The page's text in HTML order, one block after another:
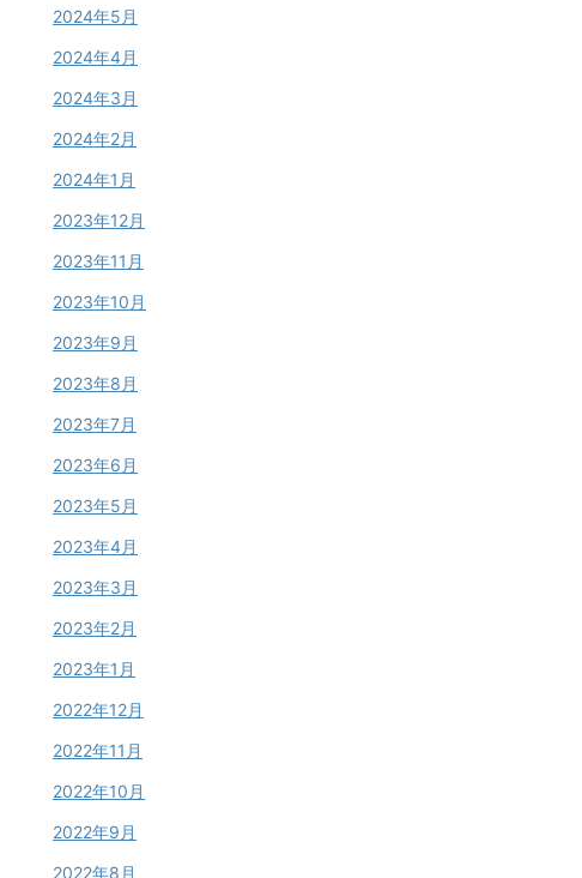
2024年5月
2024年4月
2024年3月
2024年2月
2024年1月
2023年12月
2023年11月
2023年10月
2023年9月
2023年8月
2023年7月
2023年6月
2023年5月
2023年4月
2023年3月
2023年2月
2023年1月
2022年12月
2022年11月
2022年10月
2022年9月
2022年8月